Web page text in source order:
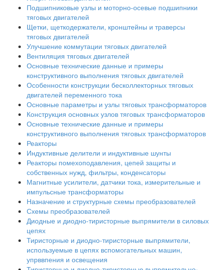
Подшипниковые узлы и моторно-осевые подшипники
тяговых двигателей
Щетки, щеткодержатели, кронштейны и траверсы
тяговых двигателей
Улучшение коммутации тяговых двигателей
Вентиляция тяговых двигателей
Основные технические данные и примеры
конструктивного выполнения тяговых двигателей
Особенности конструкции бесколлекторных тяговых
двигателей переменного тока
Основные параметры и узлы тяговых трансформаторов
Конструкция основных узлов тяговых трансформаторов
Основные технические данные и примеры
конструктивного выполнения тяговых трансформаторов
Реакторы
Индуктивные делители и индуктивные шунты
Реакторы помехоподавления, цепей защиты и
собственных нужд, фильтры, конденсаторы
Магнитные усилители, датчики тока, измерительные и
импульсные трансформаторы
Назначение и структурные схемы преобразователей
Схемы преобразователей
Диодные и диодно-тиристорные выпрямители в силовых
цепях
Тиристорные и диодно-тиристорные выпрямители,
используемые в цепях вспомогательных машин,
упрввпения и освещения